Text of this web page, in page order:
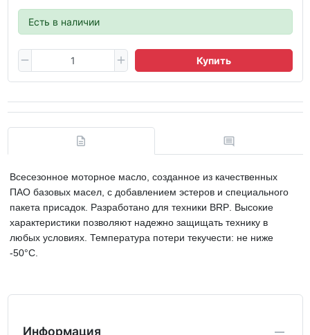
Есть в наличии
Купить
Всесезонное моторное масло, созданное из качественных
ПАО базовых масел, с добавлением эстеров и специального
пакета присадок. Разработано для техники BRP . Высокие
характеристики позволяют надежно защищать технику в
любых условиях. Температура потери текучести: не ниже
-50°C.
Информация